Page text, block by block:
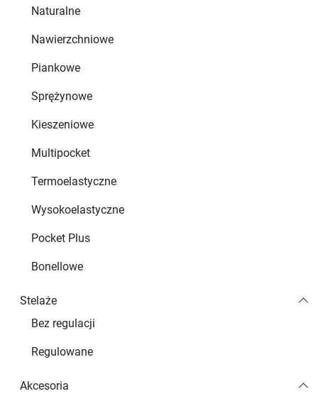
Naturalne
Nawierzchniowe
Piankowe
Sprężynowe
Kieszeniowe
Multipocket
Termoelastyczne
Wysokoelastyczne
Pocket Plus
Bonellowe
Stelaże
Bez regulacji
Regulowane
Akcesoria